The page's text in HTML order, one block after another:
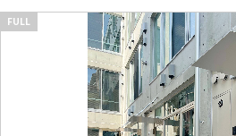
FULL